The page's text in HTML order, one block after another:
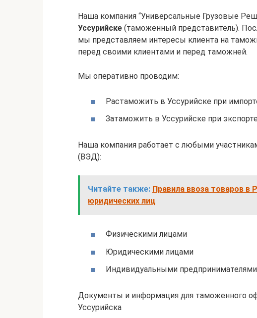
Наша компания “Универсальные Грузовые
Уссурийске (таможенный представитель).
мы представляем интересы клиента на
перед своими клиентами и перед таможней.
Мы оперативно проводим:
Растаможить в Уссурийске при
Затаможить в Уссурийске при
Наша компания работает с любыми
(ВЭД):
Читайте также: Правила ввоза товаров в
юридических лиц
Физическими лицами
Юридическими лицами
Индивидуальными предпринимателями
Документы и информация для таможенного
Уссурийска